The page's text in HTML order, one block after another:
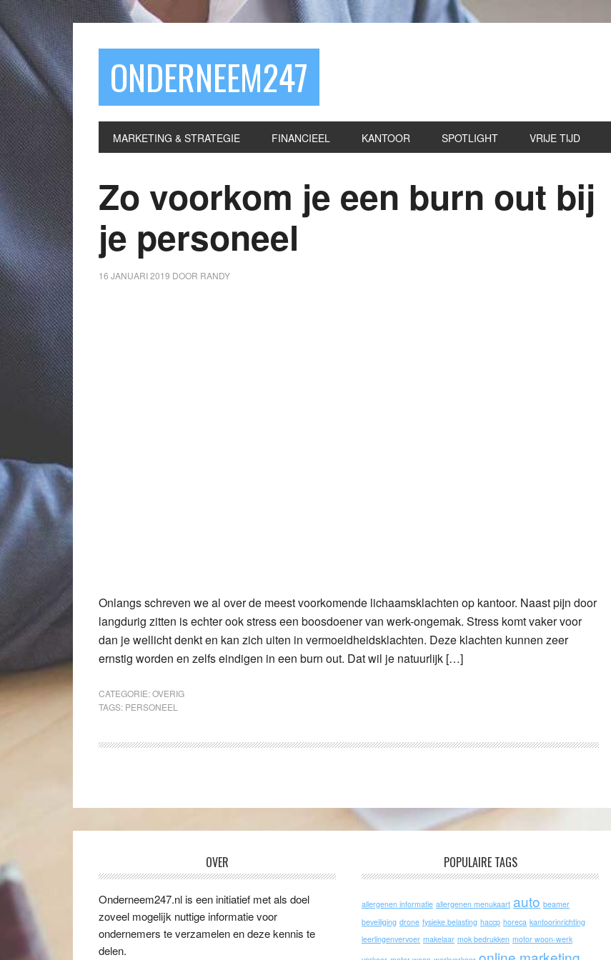
ONDERNEEM247
MARKETING & STRATEGIE FINANCIEEL KANTOOR SPOTLIGHT VRIJE TIJD
Zo voorkom je een burn out bij
je personeel
16 JANUARI 2019 DOOR RANDY
Onlangs schreven we al over de meest voorkomende lichaamsklachten op kantoor. Naast pijn door
langdurig zitten is echter ook stress een boosdoener van werk-ongemak. Stress komt vaker voor
dan je wellicht denkt en kan zich uiten in vermoeidheidsklachten. Deze klachten kunnen zeer
ernstig worden en zelfs eindigen in een burn out. Dat wil je natuurlijk […]
CATEGORIE:OVERIG
TAGS: PERSONEEL
OVER
Onderneem247.nl is een initiatief met als doel
zoveel mogelijk nuttige informatie voor
ondernemers te verzamelen en deze kennis te
delen.
POPULAIRE TAGS
allergenen informatie allergenen menukaart auto beamer
beveiliging drone fysieke belasting haccp horeca kantoorinrichting
leerlingenvervoer makelaar mok bedrukken motor woon-werk